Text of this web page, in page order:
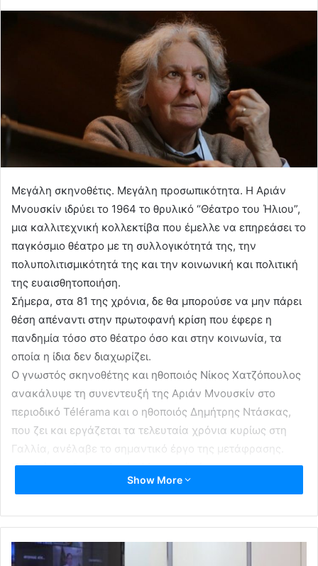
Μεγάλη σκηνοθέτις. Μεγάλη προσωπικότητα. Η Αριάν
Μνουσκίν ιδρύει το 1964 το θρυλικό “Θέατρο του Ήλιου”,
μια καλλιτεχνική κολλεκτίβα που έμελλε να επηρεάσει το
παγκόσμιο θέατρο με τη συλλογικότητά της, την
πολυπολιτισμικότητά της και την κοινωνική και πολιτική
της ευαισθητοποιήση.
Σήμερα, στα 81 της χρόνια, δε θα μπορούσε να μην πάρει
θέση απέναντι στην πρωτοφανή κρίση που έφερε η
πανδημία τόσο στο θέατρο όσο και στην κοινωνία, τα
οποία η ίδια δεν διαχωρίζει.
Ο γνωστός σκηνοθέτης και ηθοποιός Νίκος Χατζόπουλος
ανακάλυψε τη συνεντευξή της Αριάν Μνουσκίν στο
περιοδικό Télérama και ο ηθοποιός Δημήτρης Ντάσκας,
που ζει και εργάζεται τα τελευταία χρόνια κυρίως στη
Γαλλία, ανέλαβε το σημαντικό έργο της μετάφρασης.
Η Συνέντευξη της Αριάν Μνουσκίν όπως
παραχωρήθηκε στο περιοδικό Télérama και
Όπως μπορούμε. Όπως όλος ο κόσμος. Οργανώνουμε
τηλεδιασκέψεις με τα εβδομήντα μέλη του θεάτρου και
Show More